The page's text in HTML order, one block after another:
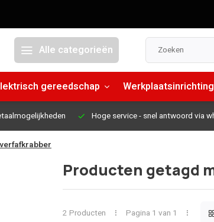
Alle categorieën
gereedschap Werkplaatsinrichting
Hoge service- snel antwoord via
Producten getagd
2 Producten Pagina 1 van 1